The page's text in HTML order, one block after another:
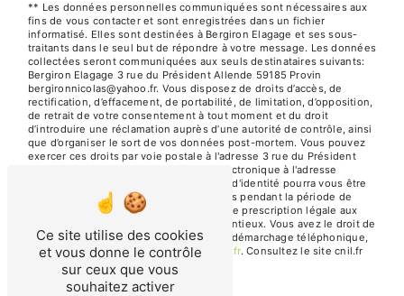
** Les données personnelles communiquées sont nécessaires aux
fins de vous contacter et sont enregistrées dans un fichier
informatisé. Elles sont destinées à Bergiron Elagage et ses sous-
traitants dans le seul but de répondre à votre message. Les données
collectées seront communiquées aux seuls destinataires suivants:
Bergiron Elagage 3 rue du Président Allende 59185 Provin
bergironnicolas@yahoo.fr. Vous disposez de droits d’accès, de
rectification, d’effacement, de portabilité, de limitation, d’opposition,
de retrait de votre consentement à tout moment et du droit
d’introduire une réclamation auprès d’une autorité de contrôle, ainsi
que d’organiser le sort de vos données post-mortem. Vous pouvez
exercer ces droits par voie postale à l'adresse 3 rue du Président
Allende 59185 Provin ou par courrier électronique à l'adresse
bergironnicolas@yahoo.fr. Un justificatif d'identité pourra vous être
demandé. Nous conservons vos données pendant la période de
prise de contact puis pendant la durée de prescription légale aux
fins probatoires et de gestion des contentieux. Vous avez le droit de
vous inscrire sur la liste d'opposition au démarchage téléphonique,
disponible à cette adresse:Bloctel.gouv.fr. Consultez le site cnil.fr
pour plus d’informations sur vos droits.
Ce site utilise des cookies
et vous donne le contrôle
sur ceux que vous
souhaitez activer